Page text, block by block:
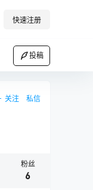
快速注册
投稿
关注 私信
粉丝
6